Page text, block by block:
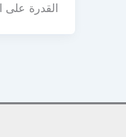
القدرة على